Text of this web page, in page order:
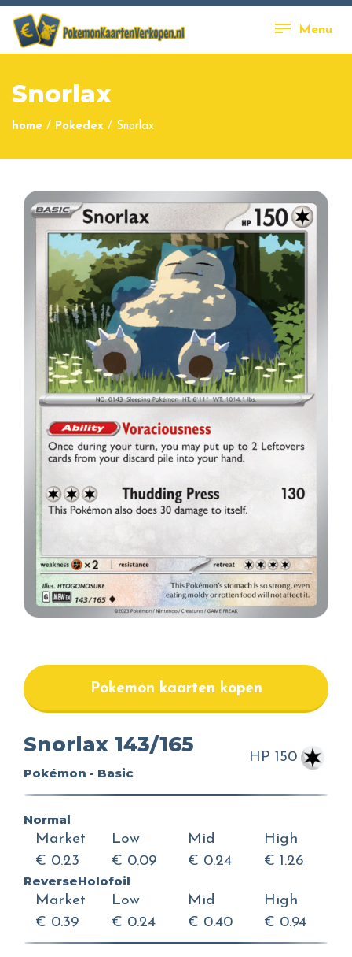
Menu
Snorlax
home / Pokedex / Snorlax
Pokemon kaarten kopen
Snorlax 143/165
Pokémon - Basic
HP 150
Normal
Market
€ 0.23
Low
€ 0.09
Mid
€ 0.24
High
€ 1.26
ReverseHolofoil
Market
€ 0.39
Low
€ 0.24
Mid
€ 0.40
High
€ 0.94